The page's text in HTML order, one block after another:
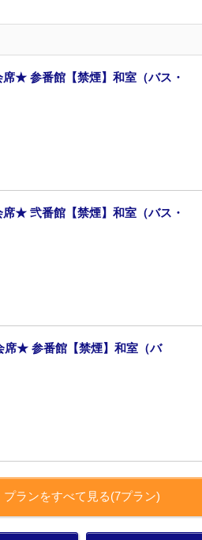
席★ 参番館【禁煙】和室（バス・
席★ 弐番館【禁煙】和室（バス・
席★ 参番館【禁煙】和室（バ
プランをすべて見る(7プラン)